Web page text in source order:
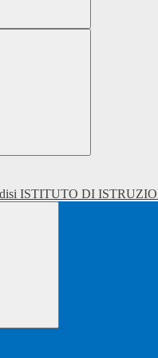
ISTITUTO DI